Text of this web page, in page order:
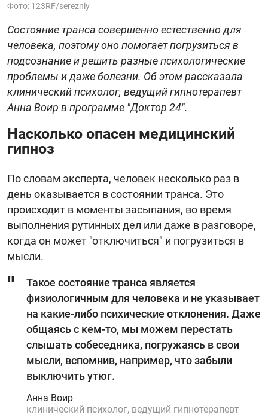
Фото: 123RF/serezniy
Состояние транса совершенно естественно для
человека, поэтому оно помогает погрузиться в
подсознание и решить разные психологические
проблемы и даже болезни. Об этом рассказала
клинический психолог, ведущий гипнотерапевт
Анна Воир в программе "Доктор 24".
Насколько опасен медицинский
гипноз
По словам эксперта, человек несколько раз в
день оказывается в состоянии транса. Это
происходит в моменты засыпания, во время
выполнения рутинных дел или даже в разговоре,
когда он может "отключиться" и погрузиться в
мысли.
Такое состояние транса является
физиологичным для человека и не указывает
на какие-либо психические отклонения. Даже
общаясь с кем-то, мы можем перестать
слышать собеседника, погружаясь в свои
мысли, вспомнив, например, что забыли
выключить утюг.
Анна Воир
клинический психолог, ведущий гипнотерапевт